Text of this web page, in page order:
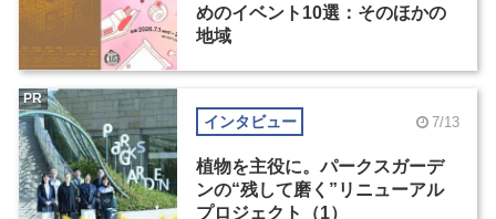
めのイベント10選：そのほかの
地域
インタビュー 7/13
植物を主役に。パークスガーデ
ンの“残して磨く”リニューアル
プロジェクト（1）
PR